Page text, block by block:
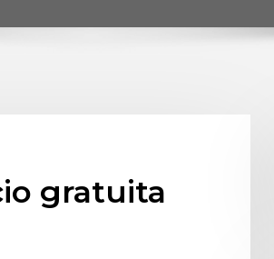
gratuita